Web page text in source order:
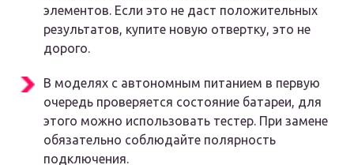
элементов. Если это не даст положительных
результатов, купите новую отвертку, это не
дорого.
В моделях с автономным питанием в первую
очередь проверяется состояние батареи, для
этого можно использовать тестер. При замене
обязательно соблюдайте полярность
подключения.